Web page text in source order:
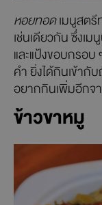
หอยทอดเมนูสตรี
เช่นเดียวกัน ซึ่งเ
และแป้งขอบกรอ
คำ ยิ่งได้กินเข้ากั
อยากกินเพิ่มอีกจ
ข้าวขาหมู